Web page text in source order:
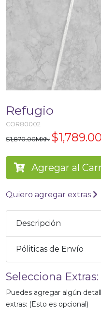
Refugio
COR80002
$1,870.00MXN
Agregar al
Quiero agregar extras
Descripción
Póliticas de Envío
Selecciona Extras:
Puedes agregar algún
extras: (Esto es opcional)